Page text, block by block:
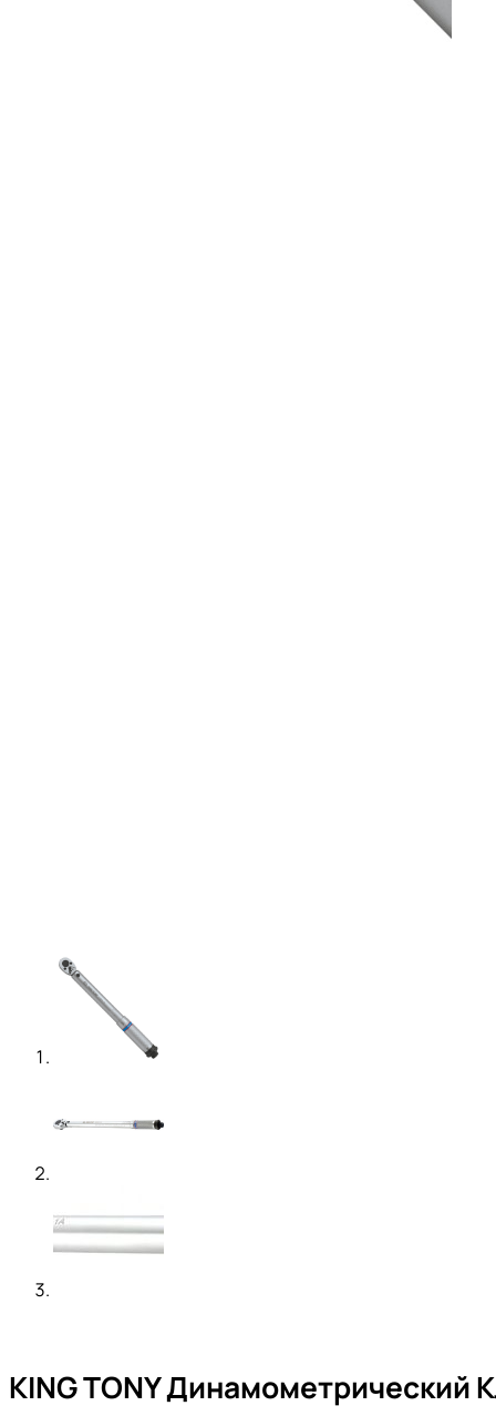
KING TONY Динамометрический